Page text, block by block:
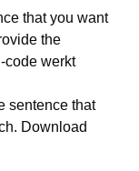
that you want
the
code werkt
sentence that
Download